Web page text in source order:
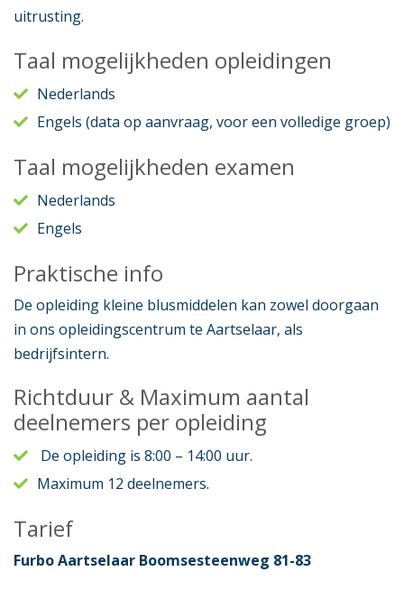
uitrusting.
Taal mogelijkheden opleidingen
Nederlands
Engels (data op aanvraag, voor een volledige groep)
Taal mogelijkheden examen
Nederlands
Engels
Praktische info
De opleiding kleine blusmiddelen kan zowel doorgaan
in ons opleidingscentrum te Aartselaar, als
bedrijfsintern.
Richtduur & Maximum aantal
deelnemers per opleiding
De opleiding is 8:00 – 14:00 uur.
Maximum 12 deelnemers.
Tarief
Furbo Aartselaar Boomsesteenweg 81-83